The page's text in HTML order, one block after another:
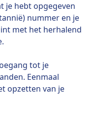
je hebt opgegeven
nummer en je
met het herhalend
tot je
Eenmaal
opzetten van je